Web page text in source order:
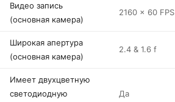
Видео запись
(основная камера)
2160 x 60 FPS
Широкая апертура
(основная камера)
2.4 & 1.6 f
Имеет двухцветную
светодиодную
Да